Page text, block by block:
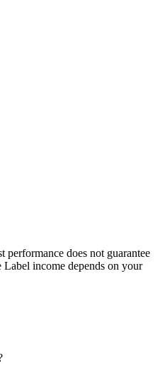
performance does not guarantee
income depends on your